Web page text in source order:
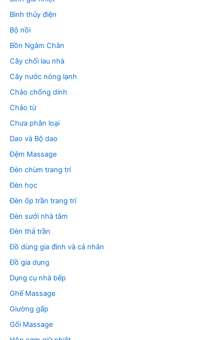
Bình thủy điện
Bộ nồi
Bồn Ngâm Chân
Cây chổi lau nhà
Cây nước nóng lạnh
Chảo chống dính
Chảo từ
Chưa phân loại
Dao và Bộ dao
Đệm Massage
Đèn chùm trang trí
Đèn học
Đèn ốp trần trang trí
Đèn sưởi nhà tắm
Đèn thả trần
Đồ dùng gia đình và cá nhân
Đồ gia dụng
Dụng cụ nhà bếp
Ghế Massage
Giường gấp
Gối Massage